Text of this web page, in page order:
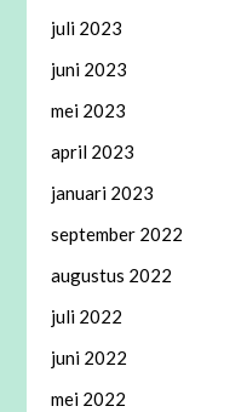
juli 2023
juni 2023
mei 2023
april 2023
januari 2023
september 2022
augustus 2022
juli 2022
juni 2022
mei 2022